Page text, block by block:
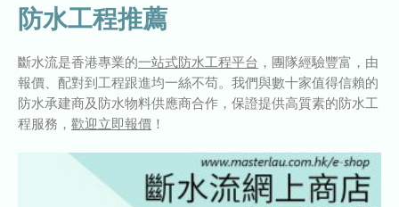
防水工程推薦
斷水流是香港專業的一站式防水工程平台 ，團隊經驗豐富，由
報價、配對到工程跟進均一絲不苟。我們與數十家值得信賴的
防水承建商及防水物料供應商合作，保證提供高質素的防水工
程服務， 歡迎立即報價 ！